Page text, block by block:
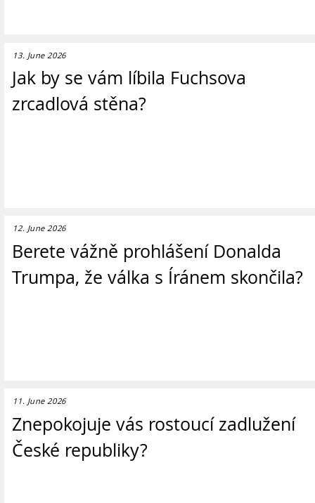
13. June 2026
Jak by se vám líbila Fuchsova
zrcadlová stěna?
12. June 2026
Berete vážně prohlášení Donalda
Trumpa, že válka s Íránem skončila?
11. June 2026
Znepokojuje vás rostoucí zadlužení
České republiky?